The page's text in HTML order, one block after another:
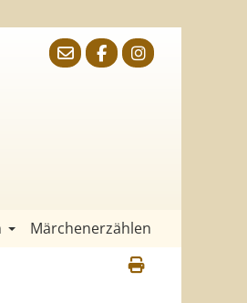
Märchenerzählen